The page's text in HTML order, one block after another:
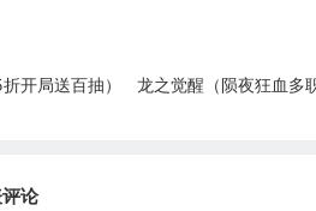
开局送百抽） 龙之觉醒（陨夜狂血多
论